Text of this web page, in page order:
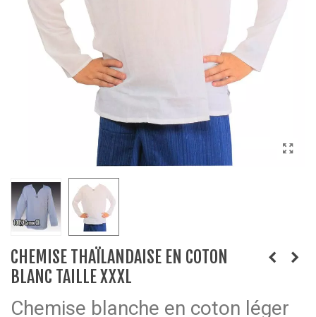
CHEMISE THAÏLANDAISE EN COTON
BLANC TAILLE XXXL
Chemise blanche en coton léger